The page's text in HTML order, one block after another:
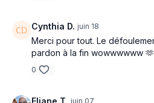
Cynthia D. juin 18
Merci pour tout. Le
pardon à la fin wowwwwww 🫶
0
Eliane T. juin 07